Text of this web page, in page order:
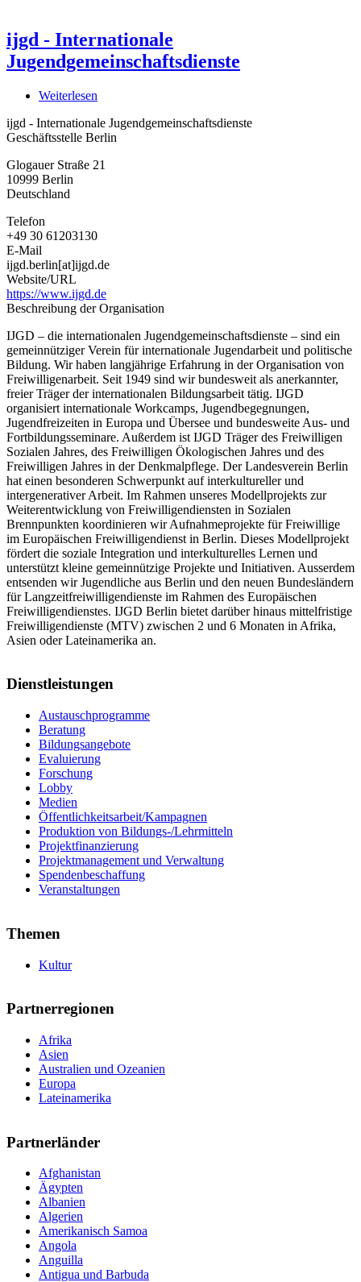
ijgd - Internationale
Jugendgemeinschaftsdienste
Weiterlesen
-
Internationale
ijgd - Internationale Jugendgemeinschaftsdienste
Geschäftsstelle Berlin
Glogauer Straße 21
10999 Berlin
Deutschland
Telefon
+49 30 61203130
E-Mail
ijgd.berlin[at]ijgd.de
Website/URL
https://www.ijgd.de
Beschreibung der Organisation
IJGD – die internationalen Jugendgemeinschaftsdienste – sind ein
gemeinnütziger Verein für internationale Jugendarbeit und politische
Bildung. Wir haben langjährige Erfahrung in der Organisation von
Freiwilligenarbeit. Seit 1949 sind wir bundesweit als anerkannter,
freier Träger der internationalen Bildungsarbeit tätig. IJGD
organisiert internationale Workcamps, Jugendbegegnungen,
Jugendfreizeiten in Europa und Übersee und bundesweite Aus- und
Fortbildungsseminare. Außerdem ist IJGD Träger des Freiwilligen
Sozialen Jahres, des Freiwilligen Ökologischen Jahres und des
Freiwilligen Jahres in der Denkmalpflege. Der Landesverein Berlin
hat einen besonderen Schwerpunkt auf interkultureller und
intergenerativer Arbeit. Im Rahmen unseres Modellprojekts zur
Weiterentwicklung von Freiwilligendiensten in Sozialen
Brennpunkten koordinieren wir Aufnahmeprojekte für Freiwillige
im Europäischen Freiwilligendienst in Berlin. Dieses Modellprojekt
fördert die soziale Integration und interkulturelles Lernen und
unterstützt kleine gemeinnützige Projekte und Initiativen. Ausserdem
entsenden wir Jugendliche aus Berlin und den neuen Bundesländern
für Langzeitfreiwilligendienste im Rahmen des Europäischen
Freiwilligendienstes. IJGD Berlin bietet darüber hinaus mittelfristige
Freiwilligendienste (MTV) zwischen 2 und 6 Monaten in Afrika,
Asien oder Lateinamerika an.
Dienstleistungen
Austauschprogramme
Beratung
Bildungsangebote
Evaluierung
Forschung
Lobby
Medien
Öffentlichkeitsarbeit/Kampagnen
Produktion von Bildungs-/Lehrmitteln
Projektfinanzierung
Projektmanagement und Verwaltung
Spendenbeschaffung
Veranstaltungen
Themen
Kultur
Partnerregionen
Afrika
Asien
Australien und Ozeanien
Europa
Lateinamerika
Partnerländer
Afghanistan
Ägypten
Albanien
Algerien
Amerikanisch Samoa
Angola
Anguilla
Antigua und Barbuda